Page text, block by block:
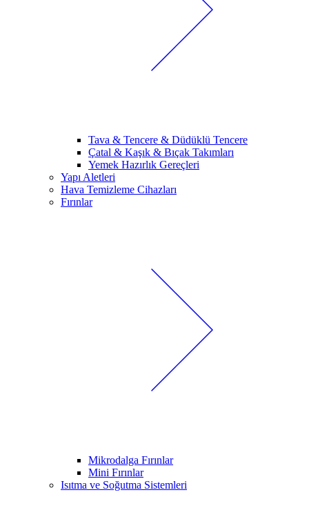
Tava & Tencere & Düdüklü Tencere
Çatal & Kaşık & Bıçak Takımları
Yemek Hazırlık Gereçleri
Yapı Aletleri
Hava Temizleme Cihazları
Fırınlar
Mikrodalga Fırınlar
Mini Fırınlar
Isıtma ve Soğutma Sistemleri